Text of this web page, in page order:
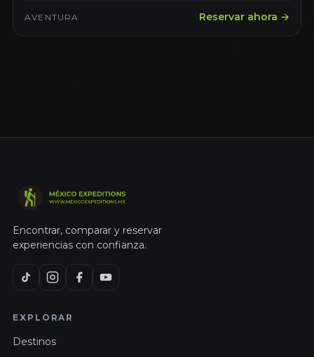
AVENTURA Reservar ahora →
Encontrar, comparar y reservar
experiencias con confianza.
EXPLORAR
Destinos